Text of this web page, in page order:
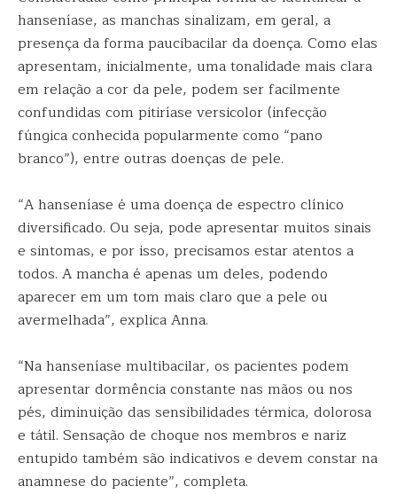
hanseníase, as manchas sinalizam, em geral, a
presença da forma paucibacilar da doença. Como elas
apresentam, inicialmente, uma tonalidade mais clara
em relação a cor da pele, podem ser facilmente
confundidas com pitiríase versicolor (infecção
fúngica conhecida popularmente como “pano
branco”), entre outras doenças de pele.
“A hanseníase é uma doença de espectro clínico
diversificado. Ou seja, pode apresentar muitos sinais
e sintomas, e por isso, precisamos estar atentos a
todos. A mancha é apenas um deles, podendo
aparecer em um tom mais claro que a pele ou
avermelhada”, explica Anna.
“Na hanseníase multibacilar, os pacientes podem
apresentar dormência constante nas mãos ou nos
pés, diminuição das sensibilidades térmica, dolorosa
e tátil. Sensação de choque nos membros e nariz
entupido também são indicativos e devem constar na
anamnese do paciente”, completa.